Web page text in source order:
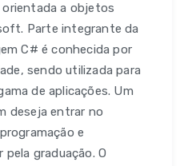
orientada a objetos
Parte integrante da
C# é conhecida por
sendo utilizada para
de aplicações. Um
deseja entrar no
e
graduação. O